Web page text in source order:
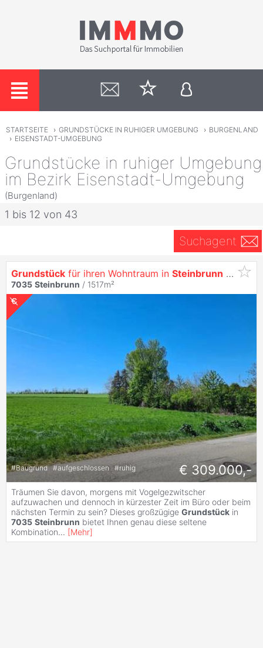
STARTSEITE › GRUNDSTÜCKE IN RUHIGER UMGEBUNG › BURGENLAND
› EISENSTADT-UMGEBUNG
Grundstücke in ruhiger Umgebung
im Bezirk Eisenstadt-Umgebung
(Burgenland)
1 bis 12 von 43
Suchagent
Grundstück für ihren Wohntraum in Steinbrunn
7035 Steinbrunn / 1517m²
#Baugrund #aufgeschlossen #ruhig € 309.000,-
Träumen Sie davon, morgens mit Vogelgezwitscher
aufzuwachen und dennoch in kürzester Zeit im Büro oder beim
nächsten Termin zu sein? Dieses großzügige Grundstück in
7035 Steinbrunn bietet Ihnen genau diese seltene
Kombination... [Mehr]